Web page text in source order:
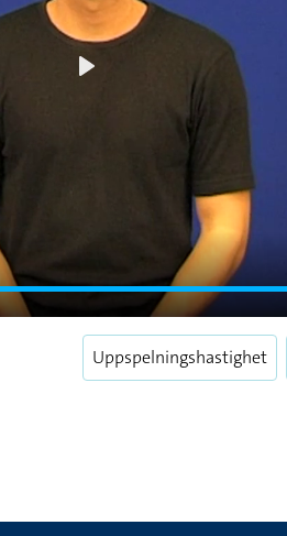
Uppspelningshastighet